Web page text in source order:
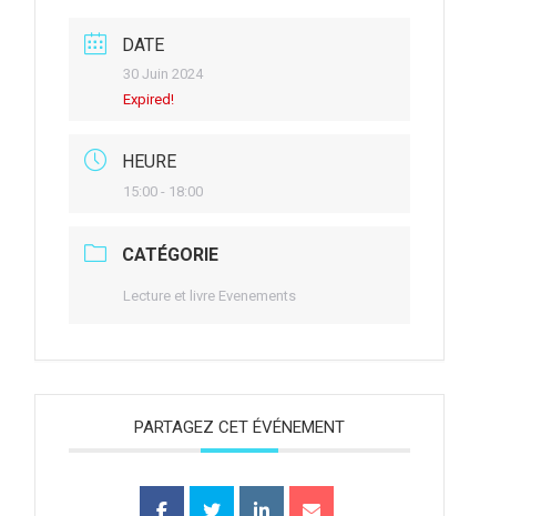
DATE
30 Juin 2024
Expired!
HEURE
15:00 - 18:00
CATÉGORIE
Lecture et livre Evenements
PARTAGEZ CET ÉVÉNEMENT